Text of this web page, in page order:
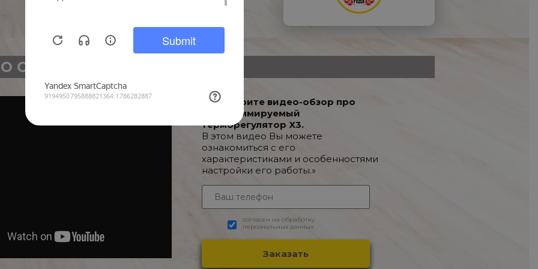
О ТОВАРЕ
Посмотрите видео-обзор про
Программируемый
терморегулятор X3.
В этом видео Вы можете
ознакомиться с его
характеристиками и особенностями
настройки его работы.»
согласен на обработку
персональных данных